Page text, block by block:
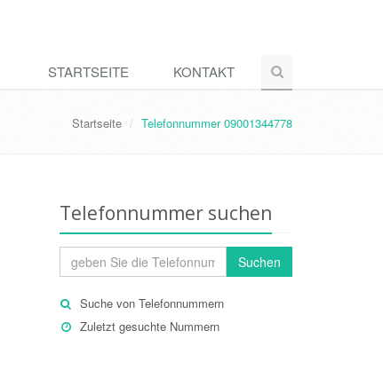
STARTSEITE KONTAKT
Startseite Telefonnummer 09001344778
Telefonnummer suchen
Suchen
Suche von Telefonnummern
Zuletzt gesuchte Nummern